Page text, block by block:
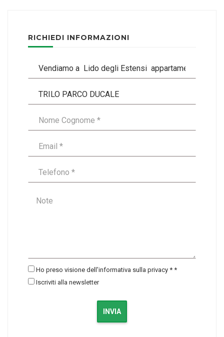
RICHIEDI INFORMAZIONI
Ho preso visione dell'informativa sulla privacy * *
Iscriviti alla newsletter
INVIA